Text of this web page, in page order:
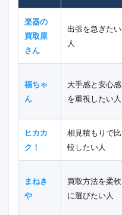
楽器の
買取屋
さん
出張を急ぎたい
人
福ちゃ
ん
大手感と安心感
を重視したい人
ヒカカ
ク！
相見積もりで比
較したい人
まねき
や
買取方法を柔軟
に選びたい人